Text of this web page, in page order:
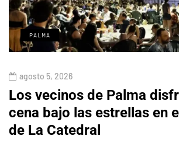
PALMA
agosto 5, 2026
Los vecinos de Palma
cena bajo las estrellas en
de La Catedral